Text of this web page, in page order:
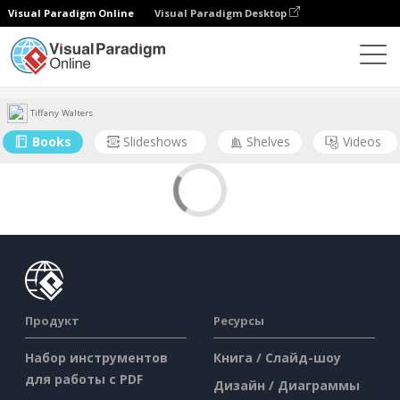
Visual Paradigm Online Visual Paradigm Desktop
Tiffany Walters
Books Slideshows Shelves Videos
Продукт
Набор инструментов
для работы с PDF
Ресурсы
Книга / Слайд-шоу
Дизайн / Диаграммы